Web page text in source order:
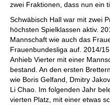
zwei Fraktionen, dass nun ein
Schwäbisch Hall war mit zwei
höchsten Spielklassen aktiv.
Mannschaft wie auch das
Frauenbundesliga auf. 2014/
Anhieb Vierter mit einer
bestand. An den ersten
wie Boris Gelfand, Dmitry
Li Chao. Im folgenden Jahr
vierten Platz, mit einer etwas